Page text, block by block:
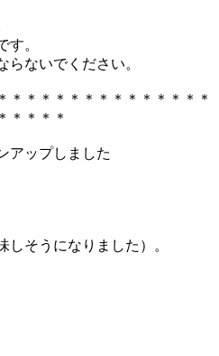
。
ないでください。
＊＊＊＊＊＊＊＊＊＊＊＊＊＊
＊＊＊＊
アップしました
しそうになりました）。